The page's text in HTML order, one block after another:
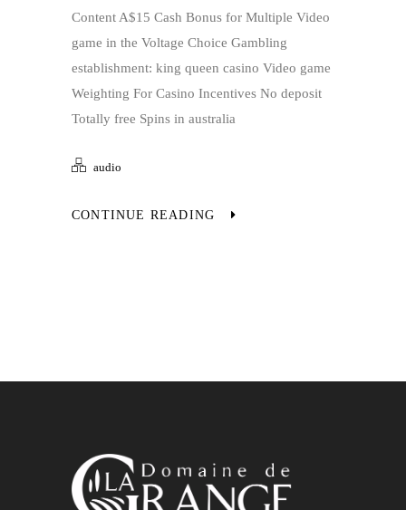
Content A$15 Cash Bonus for Multiple Video
game in the Voltage Choice Gambling
establishment: king queen casino Video game
Weighting For Casino Incentives No deposit
Totally free Spins in australia
audio
CONTINUE READING